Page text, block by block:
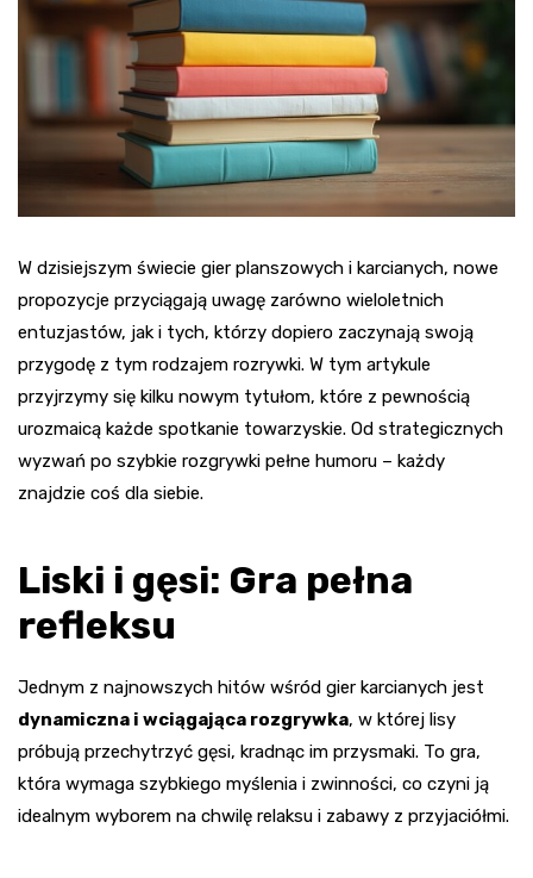
W dzisiejszym świecie gier planszowych i karcianych, nowe
propozycje przyciągają uwagę zarówno wieloletnich
entuzjastów, jak i tych, którzy dopiero zaczynają swoją
przygodę z tym rodzajem rozrywki. W tym artykule
przyjrzymy się kilku nowym tytułom, które z pewnością
urozmaicą każde spotkanie towarzyskie. Od strategicznych
wyzwań po szybkie rozgrywki pełne humoru – każdy
znajdzie coś dla siebie.
Liski i gęsi: Gra pełna
refleksu
Jednym z najnowszych hitów wśród gier karcianych jest
dynamiczna i wciągająca rozgrywka, w której lisy
próbują przechytrzyć gęsi, kradnąc im przysmaki. To gra,
która wymaga szybkiego myślenia i zwinności, co czyni ją
idealnym wyborem na chwilę relaksu i zabawy z przyjaciółmi.